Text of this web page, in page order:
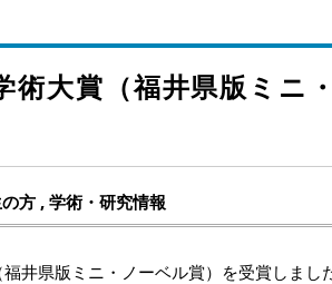
大賞（福井県版ミニ
方 , 学術・研究情報
井県版ミニ・ノーベル賞）を受賞しまし